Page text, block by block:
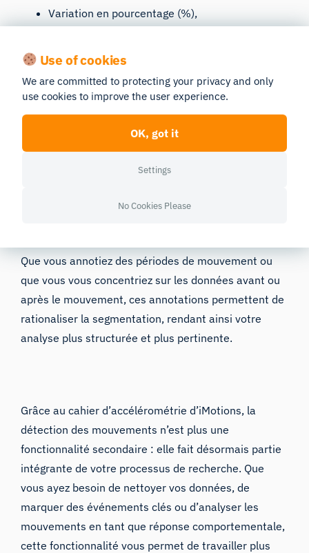
Variation en pourcentage (%),
Accélération moyenne (m/s²),
Accélération maximale moyenne (m/s²),
Seuil de mouvement (m/s²)
À partir de toutes ces données, le logiciel génère
automatiquement des repères indiquant le début, la
fin et le point culminant du mouvement. Ces repères
automatiques, que vous pouvez personnaliser en
Que vous annotiez des périodes de mouvement ou
que vous vous concentriez sur les données avant ou
après le mouvement, ces annotations permettent de
rationaliser la segmentation, rendant ainsi votre
analyse plus structurée et plus pertinente.
Grâce au cahier d’accélérométrie d’iMotions, la
détection des mouvements n’est plus une
fonctionnalité secondaire : elle fait désormais partie
intégrante de votre processus de recherche. Que
vous ayez besoin de nettoyer vos données, de
marquer des événements clés ou d’analyser les
mouvements en tant que réponse comportementale,
cette fonctionnalité vous permet de travailler plus
Use of cookies
We are committed to protecting your privacy and only
use cookies to improve the user experience.
OK, got it
Settings
No Cookies Please